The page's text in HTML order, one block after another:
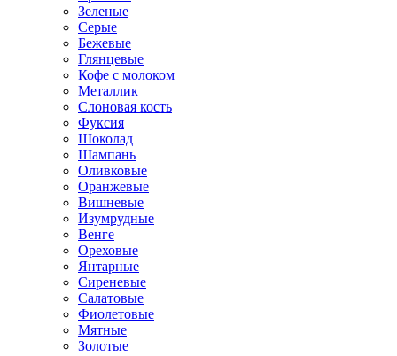
Зеленые
Серые
Бежевые
Глянцевые
Кофе с молоком
Металлик
Слоновая кость
Фуксия
Шоколад
Шампань
Оливковые
Оранжевые
Вишневые
Изумрудные
Венге
Ореховые
Янтарные
Сиреневые
Салатовые
Фиолетовые
Мятные
Золотые